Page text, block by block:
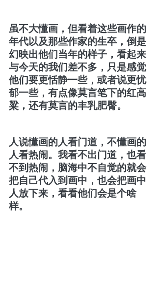
虽不大懂画，但看着这些画作的
年代以及那些作家的生卒，倒是
幻映出他们当年的样子，看起来
与今天的我们差不多，只是感觉
他们要更恬静一些，或者说更忧
郁一些，有点像莫言笔下的红高
粱，还有莫言的丰乳肥臀。
人说懂画的人看门道，不懂画的
人看热闹。我看不出门道，也看
不到热闹，脑海中不自觉的就会
把自己代入到画中，也会把画中
人放下来，看看他们会是个啥
样。